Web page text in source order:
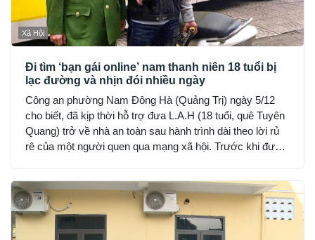
Xã Hội
Đi tìm ‘bạn gái online’ nam thanh niên 18 tuổi bị
lạc đường và nhịn đói nhiều ngày
Công an phường Nam Đông Hà (Quảng Trị) ngày 5/12
cho biết, đã kịp thời hỗ trợ đưa L.A.H (18 tuổi, quê Tuyên
Quang) trở về nhà an toàn sau hành trình dài theo lời rủ
rê của một người quen qua mạng xã hội. Trước khi được